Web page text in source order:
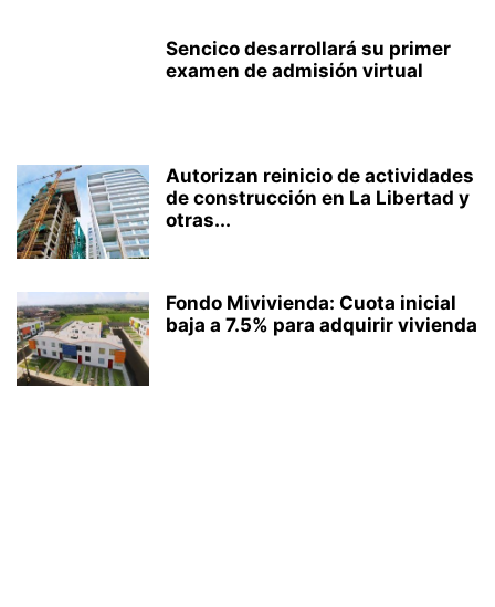
Sencico desarrollará su primer
examen de admisión virtual
Autorizan reinicio de actividades
de construcción en La Libertad y
otras...
Fondo Mivivienda: Cuota inicial
baja a 7.5% para adquirir vivienda